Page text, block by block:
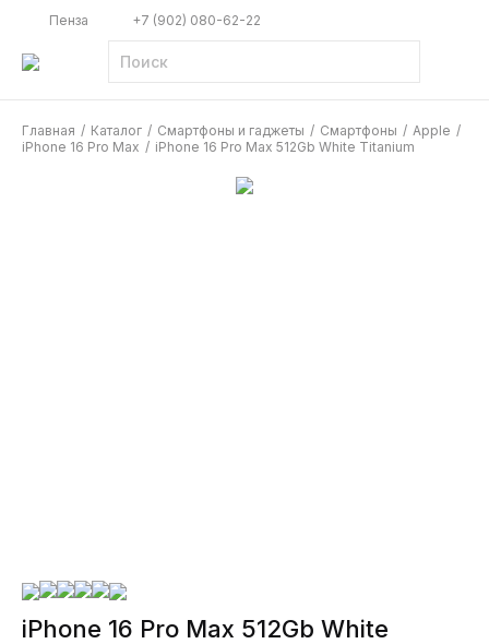
Пенза +7 (902) 080-62-22
Главная / Каталог / Смартфоны и гаджеты / Смартфоны / Apple /
iPhone 16 Pro Max / iPhone 16 Pro Max 512Gb White Titanium
iPhone 16 Pro Max 512Gb White